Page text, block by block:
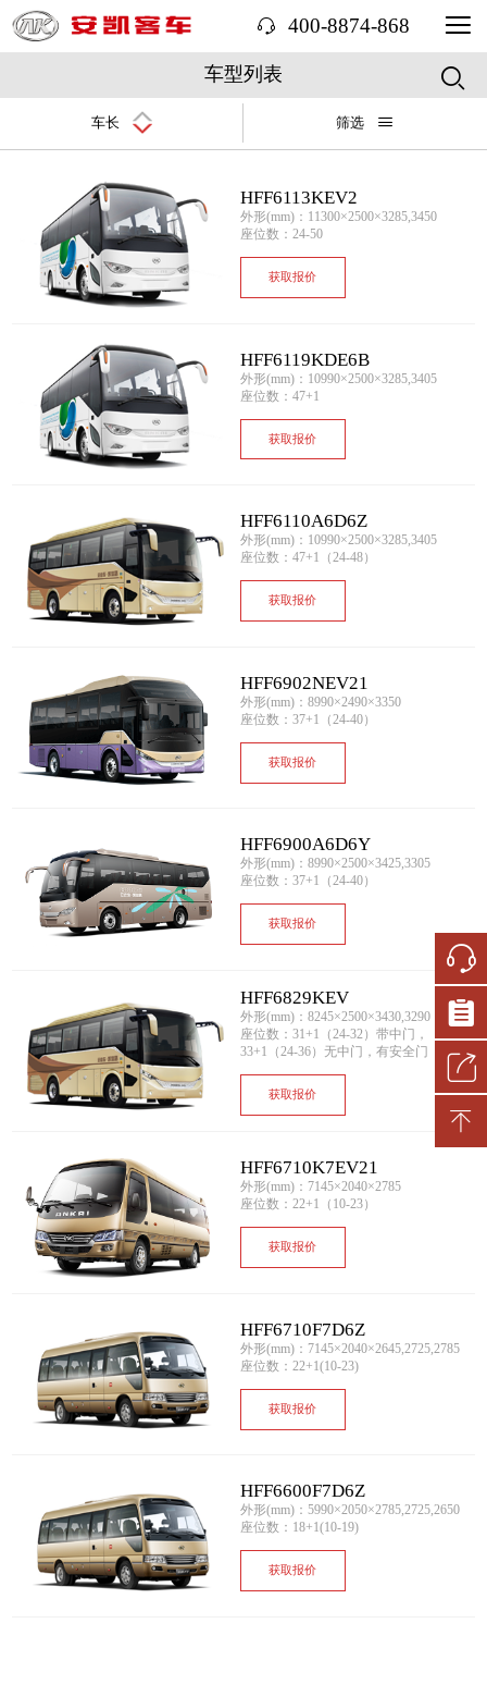
400-8874-868
车型列表
车长 筛选
HFF6113KEV2
外形(mm)：11300×2500×3285,3450
座位数：24-50
获取报价
HFF6119KDE6B
外形(mm)：10990×2500×3285,3405
座位数：47+1
获取报价
HFF6110A6D6Z
外形(mm)：10990×2500×3285,3405
座位数：47+1（24-48）
获取报价
HFF6902NEV21
外形(mm)：8990×2490×3350
座位数：37+1（24-40）
获取报价
HFF6900A6D6Y
外形(mm)：8990×2500×3425,3305
座位数：37+1（24-40）
获取报价
HFF6829KEV
外形(mm)：8245×2500×3430,3290
座位数：31+1（24-32）带中门，
33+1（24-36）无中门，有安全门
获取报价
HFF6710K7EV21
外形(mm)：7145×2040×2785
座位数：22+1（10-23）
获取报价
HFF6710F7D6Z
外形(mm)：7145×2040×2645,2725,2785
座位数：22+1(10-23)
获取报价
HFF6600F7D6Z
外形(mm)：5990×2050×2785,2725,2650
座位数：18+1(10-19)
获取报价